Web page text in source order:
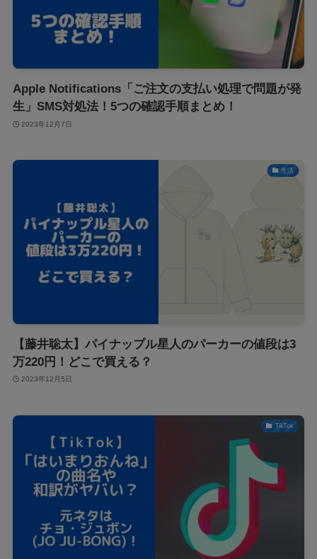
Apple Notifications「ご注文の支払い処理で問題が発
生」SMS対処法！5つの確認手順まとめ！
2023年12月7日
生活
【藤井聡太】パイナップル星人のパーカーの値段は3
万220円！どこで買える？
2023年12月5日
TikTok